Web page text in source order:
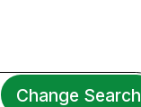
Change Search